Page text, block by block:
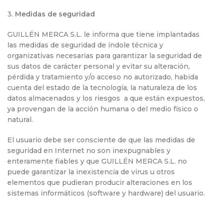
3. Medidas de seguridad
GUILLÉN MERCA S.L. le informa que tiene implantadas
las medidas de seguridad de índole técnica y
organizativas necesarias para garantizar la seguridad de
sus datos de carácter personal y evitar su alteración,
pérdida y tratamiento y/o acceso no autorizado, habida
cuenta del estado de la tecnología, la naturaleza de los
datos almacenados y los riesgos a que están expuestos,
ya provengan de la acción humana o del medio físico o
natural.
El usuario debe ser consciente de que las medidas de
seguridad en Internet no son inexpugnables y
enteramente fiables y que GUILLÉN MERCA S.L. no
puede garantizar la inexistencia de virus u otros
elementos que pudieran producir alteraciones en los
sistemas informáticos (software y hardware) del usuario.